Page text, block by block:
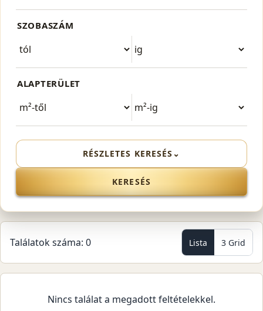
SZOBASZÁM
ALAPTERÜLET
RÉSZLETES KERESÉS ⌄
KERESÉS
Találatok száma: 0 Lista 3 Grid
Nincs találat a megadott feltételekkel.